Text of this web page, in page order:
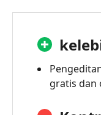
gratis dan